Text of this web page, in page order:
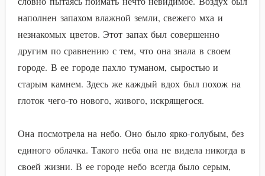
наполнен запахом влажной земли, свежего мха и
незнакомых цветов. Этот запах был совершенно
другим по сравнению с тем, что она знала в своем
городе. В ее городе пахло туманом, сыростью и
старым камнем. Здесь же каждый вдох был похож на
глоток чего-то нового, живого, искрящегося.
Она посмотрела на небо. Оно было ярко-голубым, без
единого облачка. Такого неба она не видела никогда в
своей жизни. В ее городе небо всегда было серым,